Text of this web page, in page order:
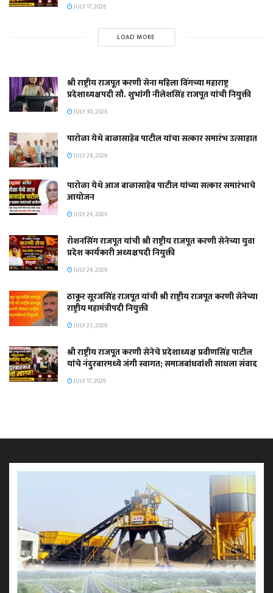
JULY 17, 2026
LOAD MORE
श्री राष्ट्रीय राजपूत करणी सेना महिला विंगच्या महाराष्ट्र
प्रदेशाध्यक्षपदी सौ. शुभांगी नीलेशसिंह राजपूत यांची नियुक्ती
JULY 30, 2026
पारोळा येथे बाळासाहेब पाटील यांचा सत्कार समारंभ उत्साहात
JULY 24, 2026
पारोळा येथे आज बाळासाहेब पाटील यांच्या सत्कार समारंभाचे
आयोजन
JULY 24, 2026
रोशनसिंग राजपूत यांची श्री राष्ट्रीय राजपूत करणी सेनेच्या युवा
प्रदेश कार्यकारी अध्यक्षपदी नियुक्ती
JULY 24, 2026
ठाकूर सूरजसिंह राजपूत यांची श्री राष्ट्रीय राजपूत करणी सेनेच्या
राष्ट्रीय महामंत्रीपदी नियुक्ती
JULY 23, 2026
श्री राष्ट्रीय राजपूत करणी सेनेचे प्रदेशाध्यक्ष प्रवीणसिंह पाटील
यांचे नंदुरबारमध्ये जंगी स्वागत; समाजबांधवांशी साधला संवाद
JULY 17, 2026